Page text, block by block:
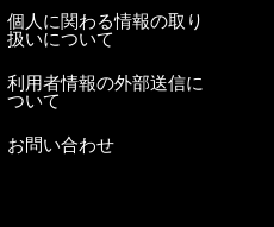
個人に関わる情報の取り
扱いについて
利用者情報の外部送信に
ついて
お問い合わせ